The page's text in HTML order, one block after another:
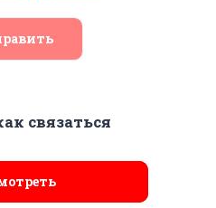
связаться